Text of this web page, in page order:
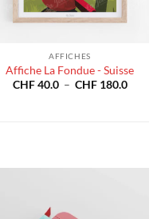
AFFICHES
Affiche La Fondue - Suisse
CHF40.0 – CHF180.0Plage